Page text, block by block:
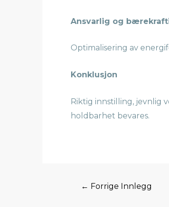
Ansvarlig og
Optimalisering av
Konklusjon
Riktig innstilling, jevnlig
holdbarhet bevares.
← Forrige Innlegg